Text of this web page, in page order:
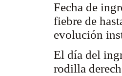
Fecha de
fiebre de
evolución
El día del
rodilla